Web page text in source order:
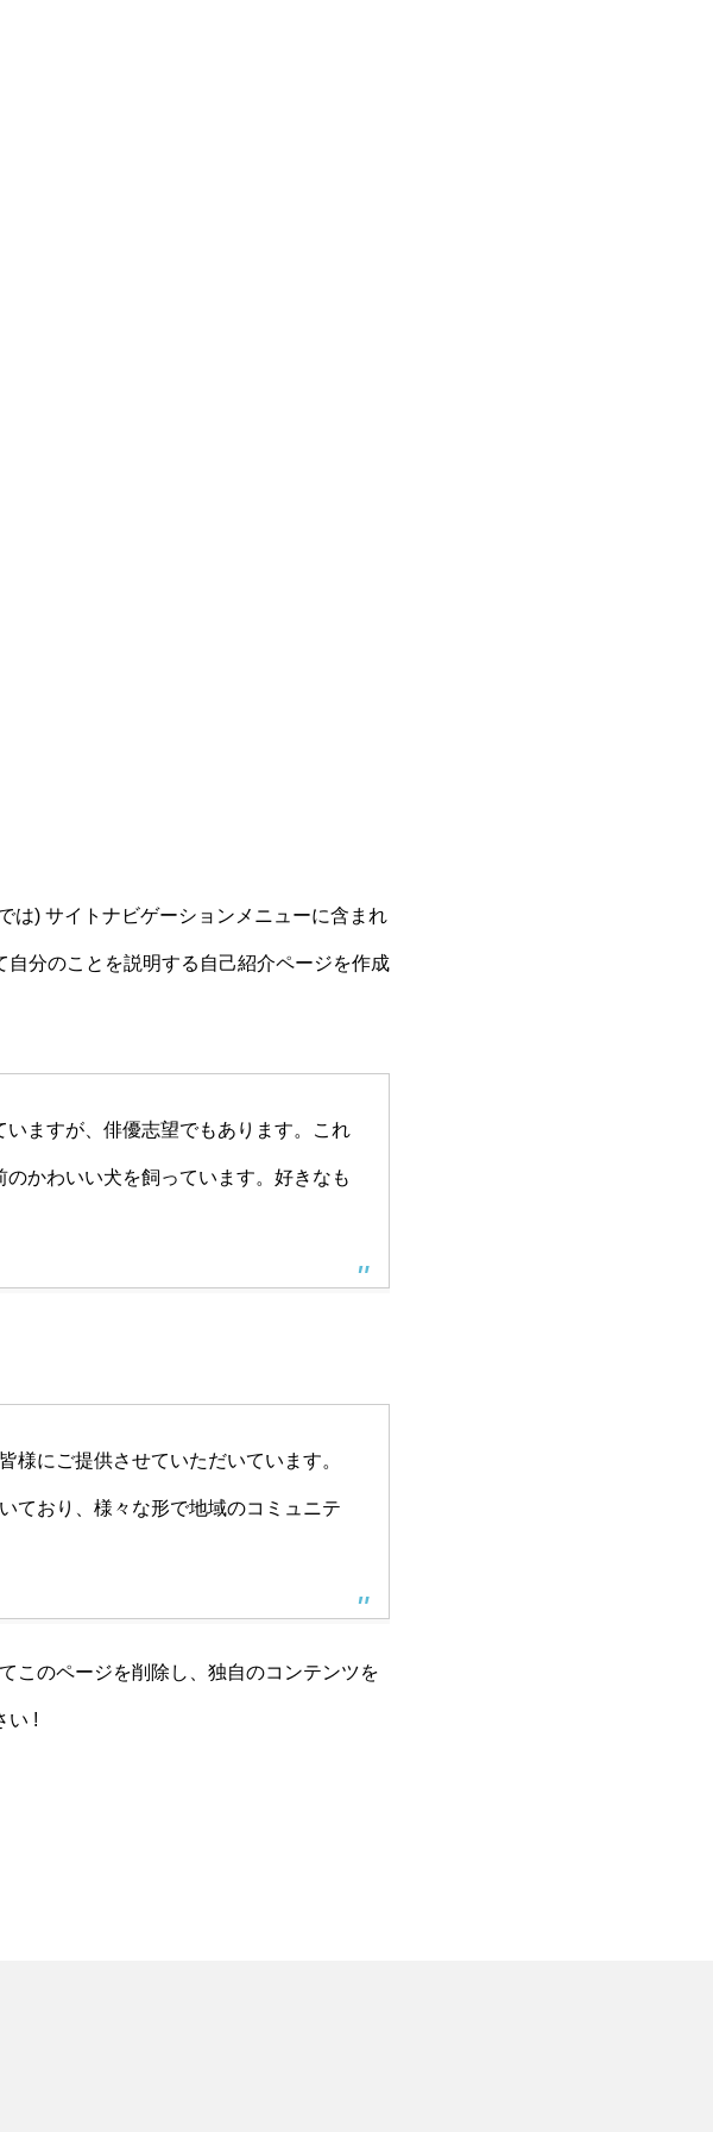
は) サイトナビゲーションメニューに含まれ
分のことを説明する自己紹介ページを作成
ますが、俳優志望でもあります。これ
かわいい犬を飼っています。好きなも
様にご提供させていただいています。
ており、様々な形で地域のコミュニテ
このページを削除し、独自のコンテンツを
い !